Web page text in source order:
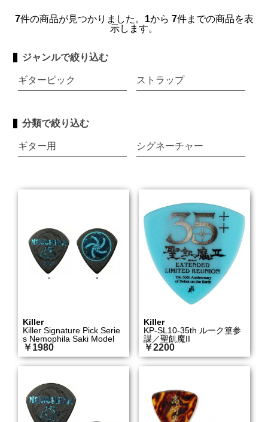
7件の商品が見つかりました。 1から 7件までの商品を表
示します。
ジャンルで絞り込む
ギターピック ストラップ
分類で絞り込む
ギター用 シグネーチャー
Killer
Killer Signature Pick Serie
s Nemophila Saki Model
￥1980
Killer
KP-SL10-35th ルーク篁参
謀／聖飢魔II
￥2200